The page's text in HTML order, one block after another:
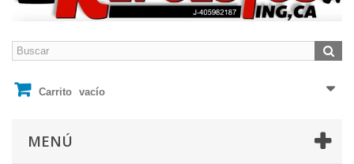
Carrito vacío
MENÚ